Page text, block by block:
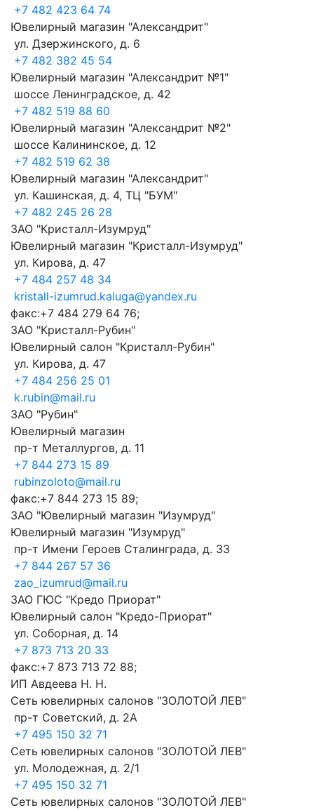
+7 482 423 64 74
Ювелирный магазин "Александрит"
ул. Дзержинского, д. 6
+7 482 382 45 54
Ювелирный магазин "Александрит №1"
шоссе Ленинградское, д. 42
+7 482 519 88 60
Ювелирный магазин "Александрит №2"
шоссе Калининское, д. 12
+7 482 519 62 38
Ювелирный магазин "Александрит"
ул. Кашинская, д. 4, ТЦ "БУМ"
+7 482 245 26 28
ЗАО "Кристалл-Изумруд"
Ювелирный магазин "Кристалл-Изумруд"
ул. Кирова, д. 47
+7 484 257 48 34
kristall-izumrud.kaluga@yandex.ru
факс:+7 484 279 64 76;
ЗАО "Кристалл-Рубин"
Ювелирный салон "Кристалл-Рубин"
ул. Кирова, д. 47
+7 484 256 25 01
k.rubin@mail.ru
ЗАО "Рубин"
Ювелирный магазин
пр-т Металлургов, д. 11
+7 844 273 15 89
rubinzoloto@mail.ru
факс:+7 844 273 15 89;
ЗАО "Ювелирный магазин "Изумруд"
Ювелирный магазин "Изумруд"
пр-т Имени Героев Сталинграда, д. 33
+7 844 267 57 36
zao_izumrud@mail.ru
ЗАО ГЮС "Кредо Приорат"
Ювелирный салон "Кредо-Приорат"
ул. Соборная, д. 14
+7 873 713 20 33
факс:+7 873 713 72 88;
ИП Авдеева Н. Н.
Сеть ювелирных салонов "ЗОЛОТОЙ ЛЕВ"
пр-т Советский, д. 2А
+7 495 150 32 71
Сеть ювелирных салонов "ЗОЛОТОЙ ЛЕВ"
ул. Молодежная, д. 2/1
+7 495 150 32 71
Сеть ювелирных салонов "ЗОЛОТОЙ ЛЕВ"